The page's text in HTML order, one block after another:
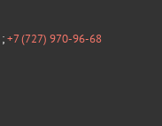
;+7 (727) 970-96-68